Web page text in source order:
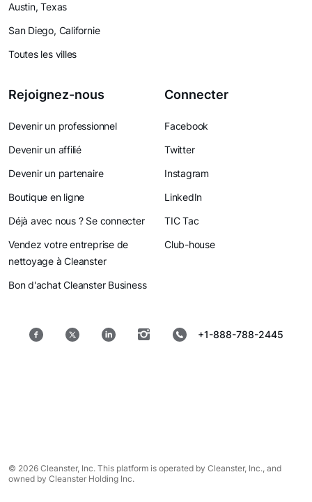
Austin, Texas
San Diego, Californie
Toutes les villes
Rejoignez-nous
Devenir un professionnel
Devenir un affilié
Devenir un partenaire
Boutique en ligne
Déjà avec nous ? Se connecter
Vendez votre entreprise de
nettoyage à Cleanster
Bon d'achat Cleanster Business
Connecter
Facebook
Twitter
Instagram
LinkedIn
TIC Tac
Club-house
+1-888-788-2445
© 2026 Cleanster, Inc. This platform is operated by Cleanster, Inc., and
owned by Cleanster Holding Inc.